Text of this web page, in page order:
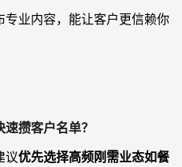
业内容，能让客户更信赖你
攒客户名单？
议优先选择高频刚需业态如餐